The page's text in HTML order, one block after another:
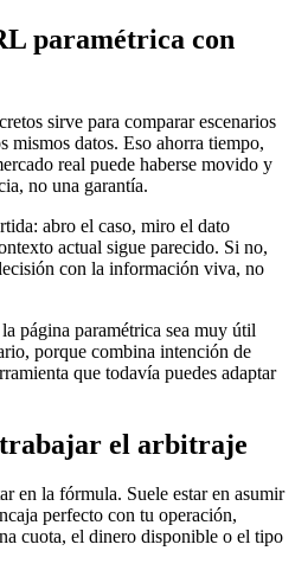
paramétrica con
sirve para comparar escenarios
mismos datos. Eso ahorra tiempo,
real puede haberse movido y
no una garantía.
abro el caso, miro el dato
actual sigue parecido. Si no,
con la información viva, no
página paramétrica sea muy útil
porque combina intención de
que todavía puedes adaptar
el arbitraje
en la fórmula. Suele estar en asumir
perfecto con tu operación,
cuota, el dinero disponible o el tipo